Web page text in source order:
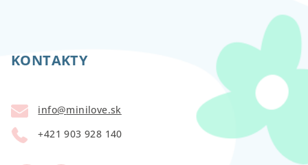
KONTAKTY
info@minilove.sk
+421 903 928 140